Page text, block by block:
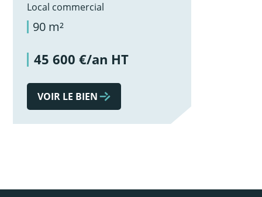
Local commercial
90 m²
45 600 €/an HT
VOIR LE BIEN